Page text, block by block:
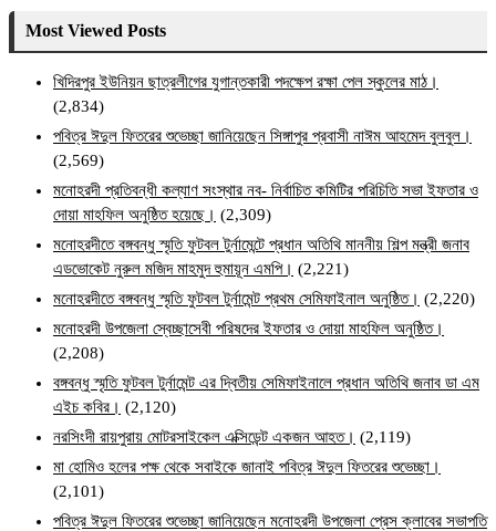
Most Viewed Posts
খিদিরপুর ইউনিয়ন ছাত্রলীগের যুগান্তকারী পদক্ষেপ রক্ষা পেল স্কুলের মাঠ।
(2,834)
পবিত্র ঈদুল ফিতরের শুভেচ্ছা জানিয়েছেন সিঙ্গাপুর প্রবাসী নাঈম আহমেদ বুলবুল।
(2,569)
মনোহরদী প্রতিবন্ধী কল্যাণ সংস্থার নব- নির্বাচিত কমিটির পরিচিতি সভা ইফতার ও
দোয়া মাহফিল অনুষ্ঠিত হয়েছে। (2,309)
মনোহরদীতে বঙ্গবন্ধু স্মৃতি ফুটবল টুর্নামেন্টে প্রধান অতিথি মাননীয় শিল্প মন্ত্রী জনাব
এডভোকেট নুরুল মজিদ মাহমুদ হুমায়ূন এমপি। (2,221)
মনোহরদীতে বঙ্গবন্ধু স্মৃতি ফুটবল টুর্নামেন্ট প্রথম সেমিফাইনাল অনুষ্ঠিত। (2,220)
মনোহরদী উপজেলা স্বেচ্ছাসেবী পরিষদের ইফতার ও দোয়া মাহফিল অনুষ্ঠিত।
(2,208)
বঙ্গবন্ধু স্মৃতি ফুটবল টুর্নামেন্ট এর দ্বিতীয় সেমিফাইনালে প্রধান অতিথি জনাব ডা এম
এইচ কবির। (2,120)
নরসিংদী রায়পুরায় মোটরসাইকেল এক্সিডেন্ট একজন আহত। (2,119)
মা হোমিও হলের পক্ষ থেকে সবাইকে জানাই পবিত্র ঈদুল ফিতরের শুভেচ্ছা।
(2,101)
পবিত্র ঈদুল ফিতরের শুভেচ্ছা জানিয়েছেন মনোহরদী উপজেলা প্রেস ক্লাবের সভাপতি